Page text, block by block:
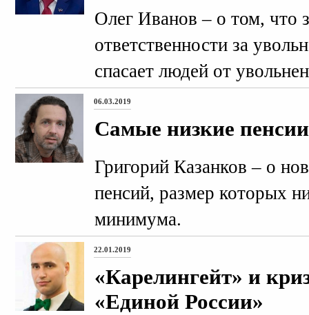
Олег Иванов – о том, что
ответственности за
спасает людей от
06.03.2019
Самые низкие
Григорий Казанков – о
пенсий, размер которых
минимума.
22.01.2019
«Карелингейт» и
«Единой России»